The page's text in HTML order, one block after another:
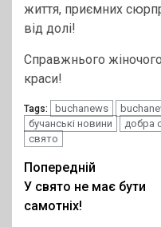
життя, приємних
від долі!
Справжнього
краси!
Tags: buchanews
бучанські новини
добра
свято
Post
navigation
Попередній
У свято не має бути
самотніх!